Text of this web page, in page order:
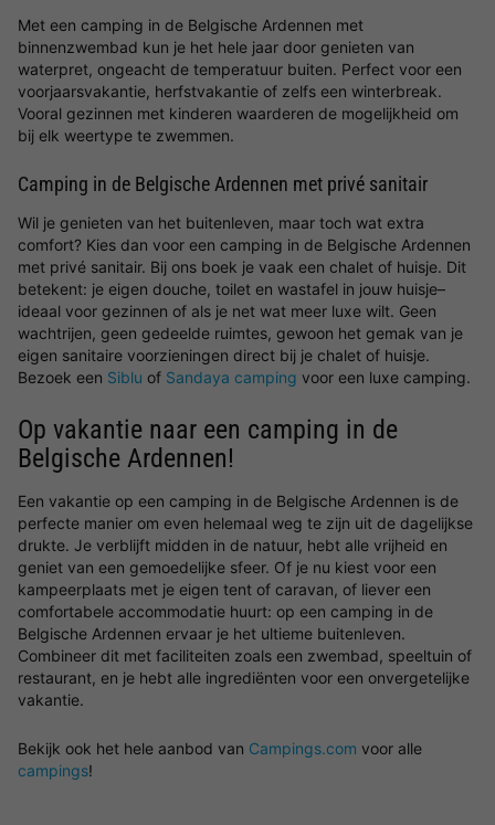
Met een camping in de Belgische Ardennen met
binnenzwembad kun je het hele jaar door genieten van
waterpret, ongeacht de temperatuur buiten. Perfect voor een
voorjaarsvakantie, herfstvakantie of zelfs een winterbreak.
Vooral gezinnen met kinderen waarderen de mogelijkheid om
bij elk weertype te zwemmen.
Camping in de Belgische Ardennen met privé sanitair
Wil je genieten van het buitenleven, maar toch wat extra
comfort? Kies dan voor een camping in de Belgische Ardennen
met privé sanitair. Bij ons boek je vaak een chalet of huisje. Dit
betekent: je eigen douche, toilet en wastafel in jouw huisje–
ideaal voor gezinnen of als je net wat meer luxe wilt. Geen
wachtrijen, geen gedeelde ruimtes, gewoon het gemak van je
eigen sanitaire voorzieningen direct bij je chalet of huisje.
Bezoek een Siblu of Sandaya camping voor een luxe camping.
Op vakantie naar een camping in de
Belgische Ardennen!
Een vakantie op een camping in de Belgische Ardennen is de
perfecte manier om even helemaal weg te zijn uit de dagelijkse
drukte. Je verblijft midden in de natuur, hebt alle vrijheid en
geniet van een gemoedelijke sfeer. Of je nu kiest voor een
kampeerplaats met je eigen tent of caravan, of liever een
comfortabele accommodatie huurt: op een camping in de
Belgische Ardennen ervaar je het ultieme buitenleven.
Combineer dit met faciliteiten zoals een zwembad, speeltuin of
restaurant, en je hebt alle ingrediënten voor een onvergetelijke
vakantie.
Bekijk ook het hele aanbod van Campings.com voor alle
campings!